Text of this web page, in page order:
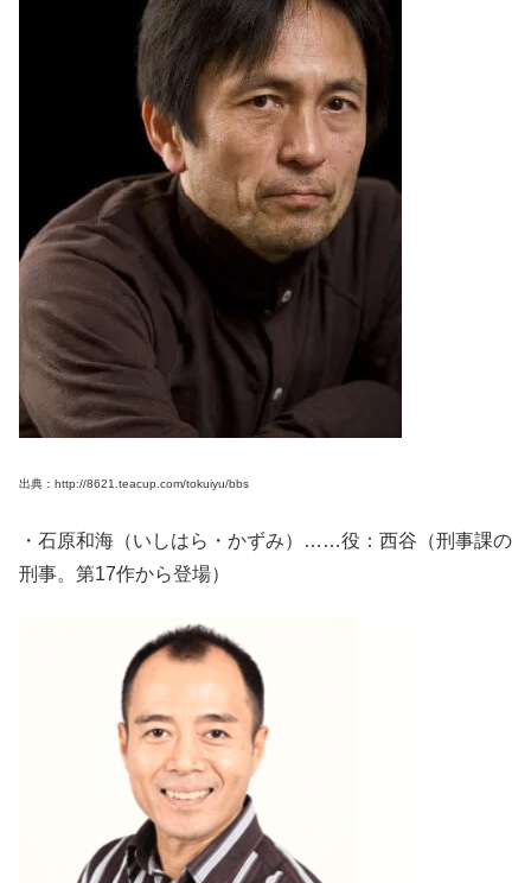
出典：http://8621.teacup.com/tokuiyu/bbs
・石原和海（いしはら・かずみ）……役：西谷（刑事課の
刑事。第17作から登場）